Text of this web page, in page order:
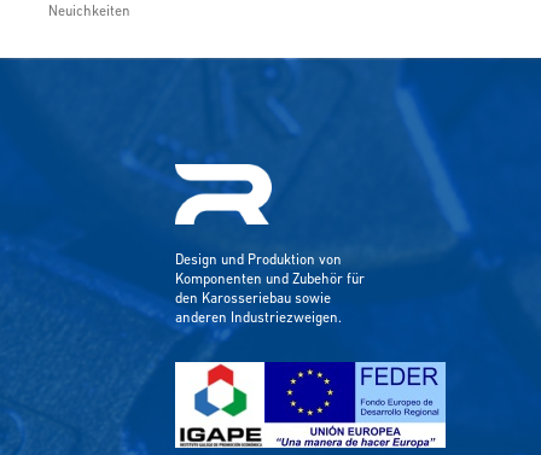
Neuichkeiten
Design und Produktion von
Komponenten und Zubehör für
den Karosseriebau sowie
anderen Industriezweigen.